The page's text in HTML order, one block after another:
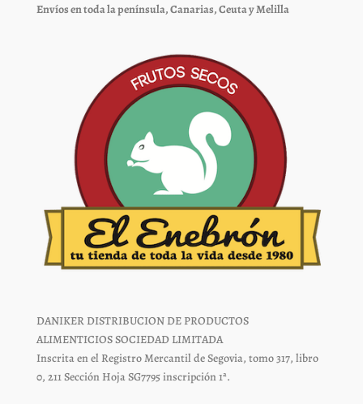
Envíos en toda la península, Canarias, Ceuta y Melilla
DANIKER DISTRIBUCION DE PRODUCTOS
ALIMENTICIOS SOCIEDAD LIMITADA
Inscrita en el Registro Mercantil de Segovia, tomo 317, libro
0, 211 Sección Hoja SG7795 inscripción 1ª.